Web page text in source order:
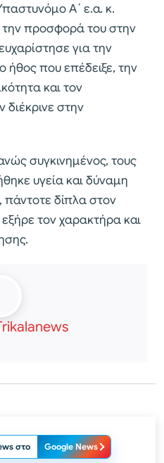
Α΄ ε.α. κ.
την προσφορά του στην
για την
ήθος που επέδειξε, την
και τον
στην
συγκινημένος, τους
υγεία και δύναμη
δίπλα στον
τον χαρακτήρα και
στο Google News